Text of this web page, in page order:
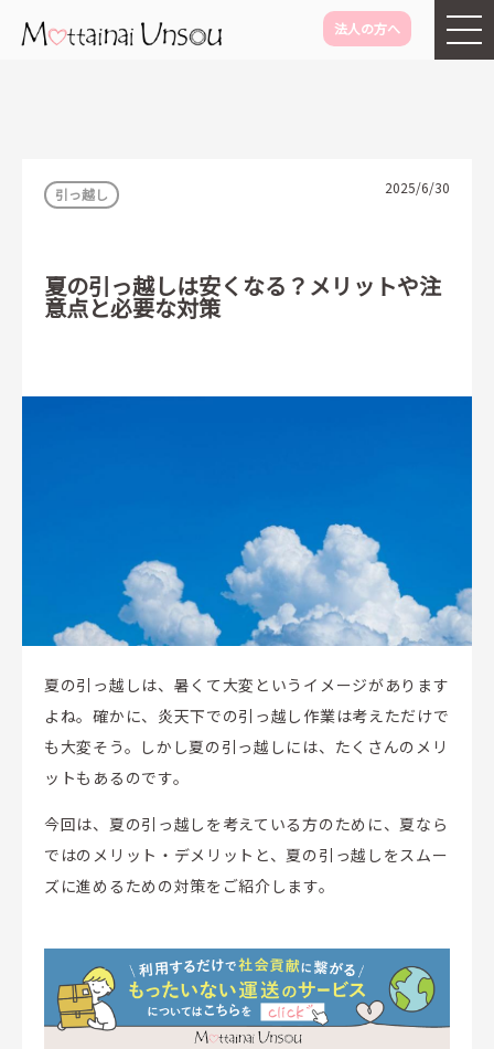
法人の方へ
引っ越し 2025/6/30
夏の引っ越しは安くなる？メリットや注
意点と必要な対策
夏の引っ越しは、暑くて大変というイメージがあります
よね。確かに、炎天下での引っ越し作業は考えただけで
も大変そう。しかし夏の引っ越しには、たくさんのメリ
ットもあるのです。
今回は、夏の引っ越しを考えている方のために、夏なら
ではのメリット・デメリットと、夏の引っ越しをスムー
ズに進めるための対策をご紹介します。